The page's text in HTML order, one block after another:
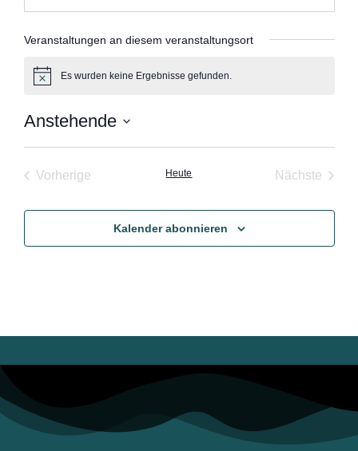
Veranstaltungen an diesem veranstaltungsort
HinweisEs wurden keine Ergebnisse gefunden.
Anstehende
wählen.
VorherigeVeranstaltungen
Heute Nächste
Kalender abonnieren